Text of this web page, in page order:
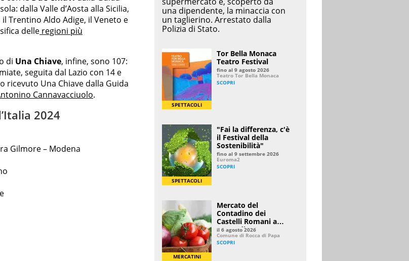
dalla Valle d’Aosta alla Sicilia,
Trentino Aldo Adige, il Veneto e
delle regioni più
di Una Chiave, infine, sono 107:
seguita dal Lazio con 14 e
ricevuto Una Chiave dalla Guida
Cannavacciuolo.
2024
Gilmore – Modena